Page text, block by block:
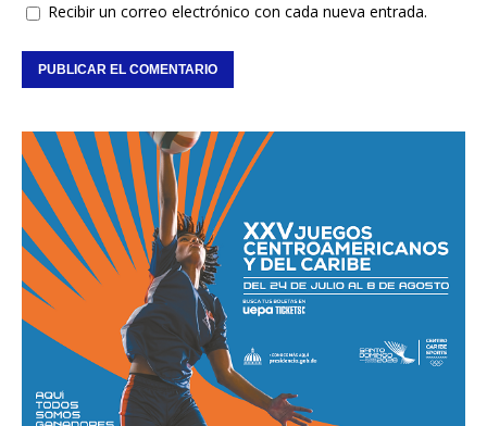
Recibir un correo electrónico con cada nueva entrada.